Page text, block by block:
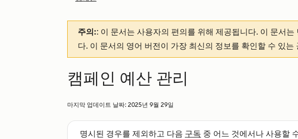
주의:: 이 문서는 사용자의 편의를 위해 제공됩니다. 이 문서는
다. 이 문서의 영어 버전이 가장 최신의 정보를 확인할 수 있
캠페인 예산 관리
마지막 업데이트 날짜: 2025년 9월 29일
명시된 경우를 제외하고 다음 구독 중 어느 것에서나 사용할